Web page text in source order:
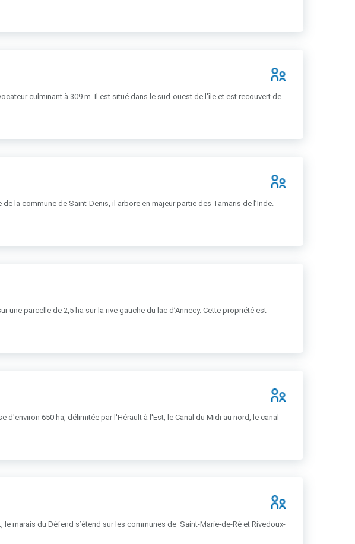
culminant à 309 m. Il est situé dans le sud-ouest de l'île et est recouvert de
la commune de Saint-Denis, il arbore en majeur partie des Tamaris de l’Inde.
parcelle de 2,5 ha sur la rive gauche du lac d’Annecy. Cette propriété est
650 ha, délimitée par l'Hérault à l'Est, le Canal du Midi au nord, le canal
marais du Défend s’étend sur les communes de Saint-Marie-de-Ré et Rivedoux-